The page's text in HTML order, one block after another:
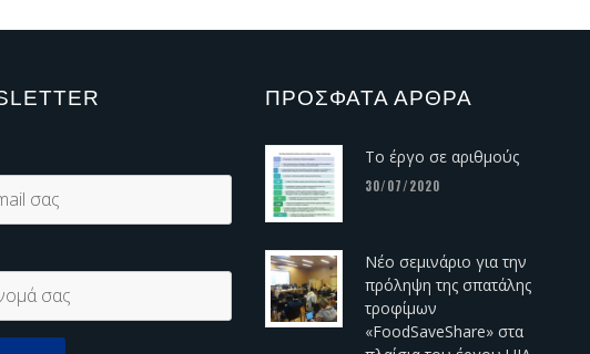
ΠΡΌΣΦΑΤΑ ΆΡΘΡΑ
Το έργο σε αριθμούς
30/07/2020
Νέο σεμινάριο για την
πρόληψη της σπατάλης
τροφίμων
«FoodSaveShare» στα